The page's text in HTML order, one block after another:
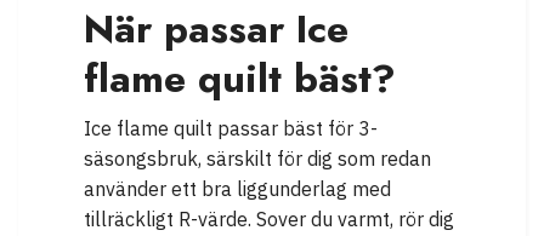
När passar Ice
flame quilt bäst?
Ice flame quilt passar bäst för 3-
säsongsbruk, särskilt för dig som redan
använder ett bra liggunderlag med
tillräckligt R-värde. Sover du varmt, rör dig